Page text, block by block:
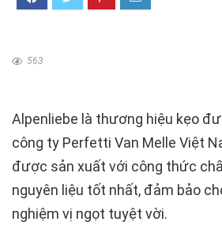
563
Alpenliebe là thương hiệu kẹo
công ty Perfetti Van Melle Việt
được sản xuất với công thức
nguyên liệu tốt nhất, đảm bảo
nghiệm vị ngọt tuyệt vời.